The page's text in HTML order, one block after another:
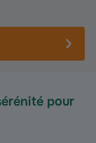
pour